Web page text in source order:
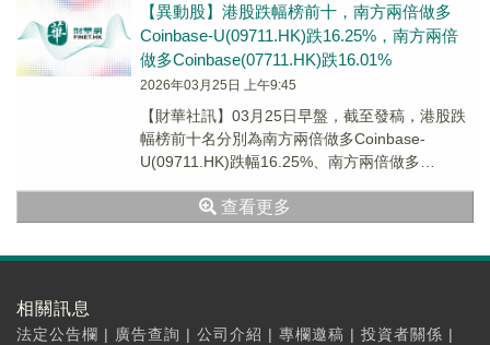
【異動股】港股跌幅榜前十，南方兩倍做多
Coinbase-U(09711.HK)跌16.25%，南方兩倍
做多Coinbase(07711.HK)跌16.01%
2026年03月25日 上午9:45
【財華社訊】03月25日早盤，截至發稿，港股跌
幅榜前十名分別為南方兩倍做多Coinbase-
U(09711.HK)跌幅16.25%、南方兩倍做多
查看更多
相關訊息
法定公告欄 | 廣告查詢 | 公司介紹 | 專欄邀稿 | 投資者關係 |